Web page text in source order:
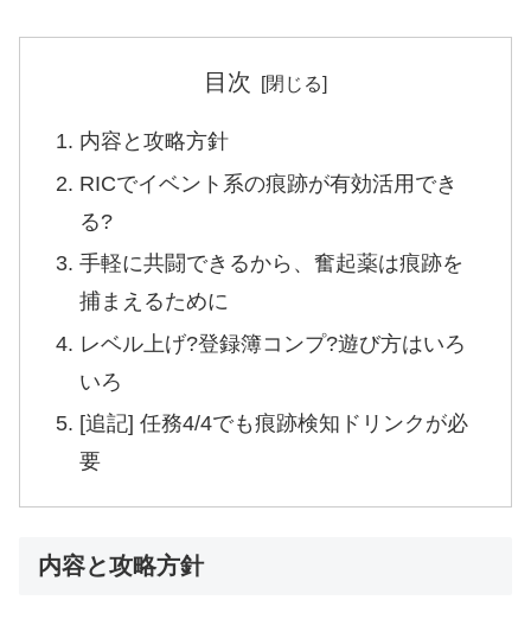
目次
内容と攻略方針
RICでイベント系の痕跡が有効活用でき
る?
手軽に共闘できるから、奮起薬は痕跡を
捕まえるために
レベル上げ?登録簿コンプ?遊び方はいろ
いろ
[追記] 任務4/4でも痕跡検知ドリンクが必
要
内容と攻略方針